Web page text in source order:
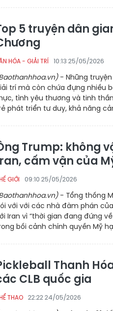
5 truyện dân
HÓA - GIẢI TRÍ 10:13 25/05/2026
- Những truyện
trí mà còn chứa đựng nhiều
tình yêu thương và tinh
phát triển tư duy, khả năng
Trump: không
cấm vận của
GIỚI 09:10 25/05/2026
- Tổng thống
với với các nhà đàm phán
Iran vì “thời gian đang đứng
bối cảnh chính quyền Mỹ
Thanh
CLB quốc gia
THAO 22:22 24/05/2026